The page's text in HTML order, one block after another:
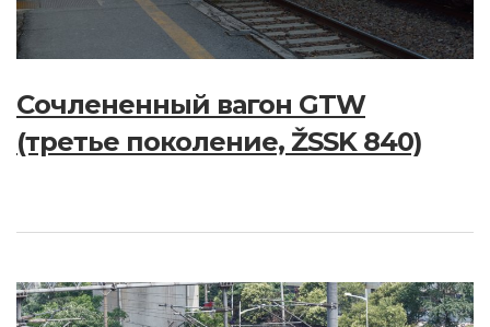
Сочлененный вагон GTW
(третье поколение, ŽSSK 840)